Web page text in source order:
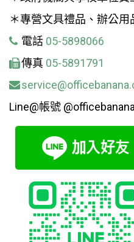
＊專營文具禮品、辦公用
電話 05-5898066
傳真 05-5891791
Line@帳號 @officebanana